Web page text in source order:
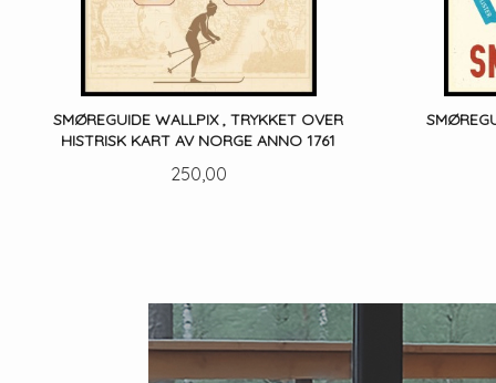
SMØREGUIDE WALLPIX , TRYKKET OVER
HISTRISK KART AV NORGE ANNO 1761
Pris
250,00